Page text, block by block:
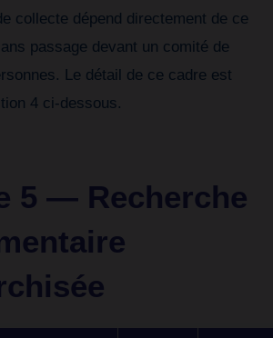
collecte dépend directement de ce
passage devant un comité de
Le détail de ce cadre est
4 ci-dessous.
5 — Recherche